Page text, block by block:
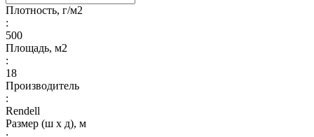
Плотность, г/м2
:
500
Площадь, м2
:
18
Производитель
:
Rendell
Размер (ш х д), м